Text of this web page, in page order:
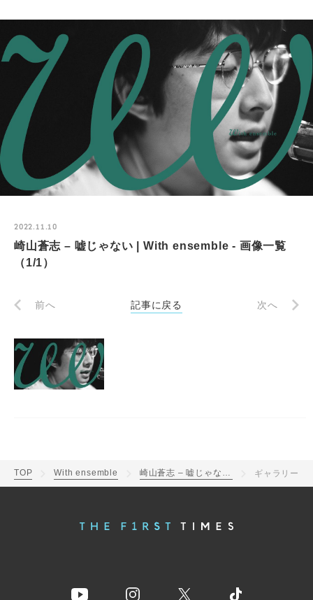
2022.11.10
崎山蒼志 – 嘘じゃない | With ensemble - 画像一覧
（1/1）
前へ 記事に戻る 次へ
TOP With ensemble 崎山蒼志 – 嘘じゃない | With ensemble ギャラリー